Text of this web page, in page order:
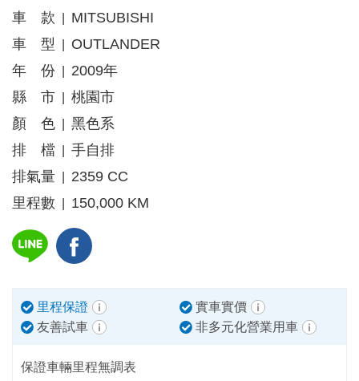
車 款
MITSUBISHI
車 型
OUTLANDER
年 份
2009年
縣 市
桃園市
顏 色
黑色系
排 檔
手自排
排氣量
2359 CC
里程數
150,000 KM
里程保證
實車實價
友善試車
非多元化營業用車
保證車輛里程無調表